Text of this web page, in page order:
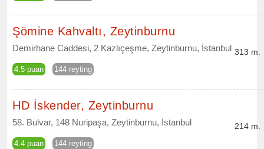
Şömine Kahvaltı, Zeytinburnu
Demirhane Caddesi, 2 Kazlıçeşme, Zeytinburnu, İstanbul
4.5 puan 144 reyting
313 m.
HD İskender, Zeytinburnu
58. Bulvar, 148 Nuripaşa, Zeytinburnu, İstanbul
4.4 puan 144 reyting
214 m.